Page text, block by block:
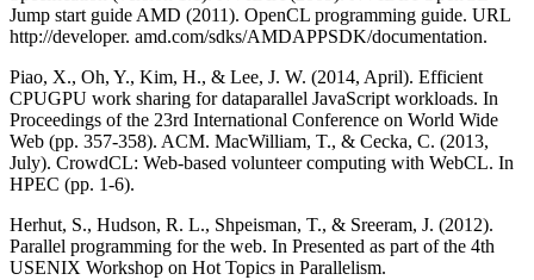
Jump start guide AMD (2011). OpenCL programming guide. URL
http://developer. amd.com/sdks/AMDAPPSDK/documentation.
Piao, X., Oh, Y., Kim, H., & Lee, J. W. (2014, April). Efficient
CPUGPU work sharing for dataparallel JavaScript workloads. In
Proceedings of the 23rd International Conference on World Wide
Web (pp. 357-358). ACM. MacWilliam, T., & Cecka, C. (2013,
July). CrowdCL: Web-based volunteer computing with WebCL. In
HPEC (pp. 1-6).
Herhut, S., Hudson, R. L., Shpeisman, T., & Sreeram, J. (2012).
Parallel programming for the web. In Presented as part of the 4th
USENIX Workshop on Hot Topics in Parallelism.